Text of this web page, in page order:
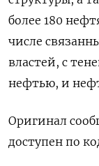
более 180
числе
властей, с
нефтью, и
Оригинал
доступен по